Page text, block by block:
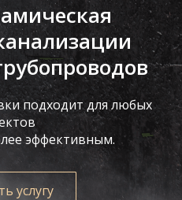
подходит для любых
эффективным.
услугу